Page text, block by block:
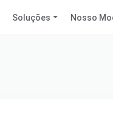
Soluções Nosso